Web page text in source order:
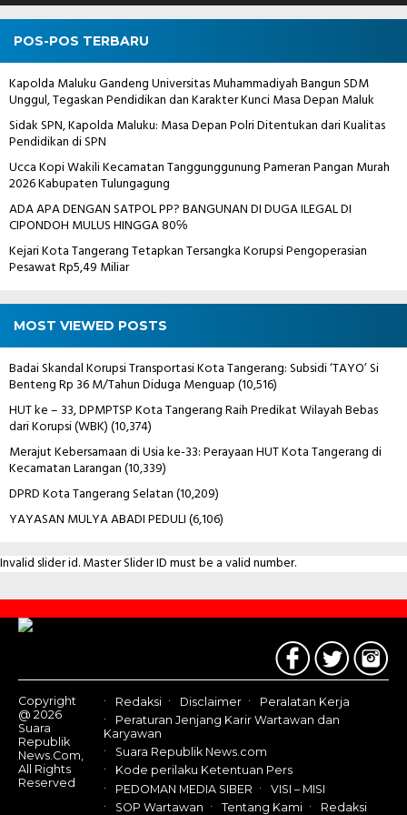
POS-POS TERBARU
Kapolda Maluku Gandeng Universitas Muhammadiyah Bangun SDM
Unggul, Tegaskan Pendidikan dan Karakter Kunci Masa Depan Maluk
Sidak SPN, Kapolda Maluku: Masa Depan Polri Ditentukan dari Kualitas
Pendidikan di SPN
Ucca Kopi Wakili Kecamatan Tanggunggunung Pameran Pangan Murah
2026 Kabupaten Tulungagung
ADA APA DENGAN SATPOL PP? BANGUNAN DI DUGA ILEGAL DI
CIPONDOH MULUS HINGGA 80℅
Kejari Kota Tangerang Tetapkan Tersangka Korupsi Pengoperasian
Pesawat Rp5,49 Miliar
MOST VIEWED POSTS
Badai Skandal Korupsi Transportasi Kota Tangerang: Subsidi ‘TAYO’ Si
Benteng Rp 36 M/Tahun Diduga Menguap(10,516)
HUT ke – 33, DPMPTSP Kota Tangerang Raih Predikat Wilayah Bebas
dari Korupsi (WBK)(10,374)
Merajut Kebersamaan di Usia ke-33: Perayaan HUT Kota Tangerang di
Kecamatan Larangan(10,339)
DPRD Kota Tangerang Selatan(10,209)
YAYASAN MULYA ABADI PEDULI(6,106)
Invalid slider id. Master Slider ID must be a valid number.
Contact
Us
Copyright
@ 2026
Suara
Republik
News.Com,
All Rights
Reserved
Redaksi Disclaimer
Peralatan Kerja
Peraturan Jenjang Karir Wartawan dan
Karyawan
Suara Republik News.com
Kode perilaku Ketentuan Pers
PEDOMAN MEDIA SIBER
VISI – MISI
SOP Wartawan
Tentang Kami Redaksi